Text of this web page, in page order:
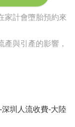
家計會墮胎預約來
與引產的影響，
圳人流收費-大陸